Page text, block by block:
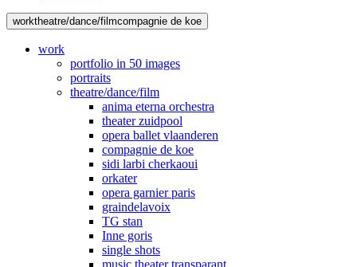
worktheatre/dance/filmcompagnie de koe
work
portfolio in 50 images
portraits
theatre/dance/film
anima eterna orchestra
theater zuidpool
opera ballet vlaanderen
compagnie de koe
sidi larbi cherkaoui
orkater
opera garnier paris
graindelavoix
TG stan
Inne goris
single shots
music theater transparant